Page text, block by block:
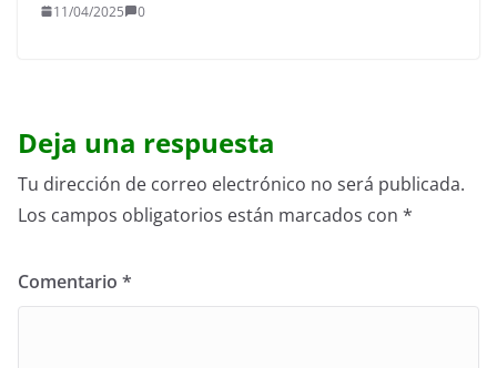
11/04/2025 0
Deja una respuesta
Tu dirección de correo electrónico no será publicada.
Los campos obligatorios están marcados con *
Comentario *